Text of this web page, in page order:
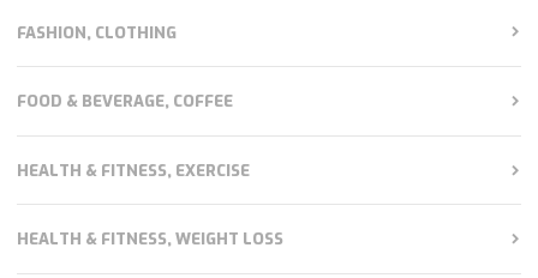
FASHION, CLOTHING
FOOD & BEVERAGE, COFFEE
HEALTH & FITNESS, EXERCISE
HEALTH & FITNESS, WEIGHT LOSS